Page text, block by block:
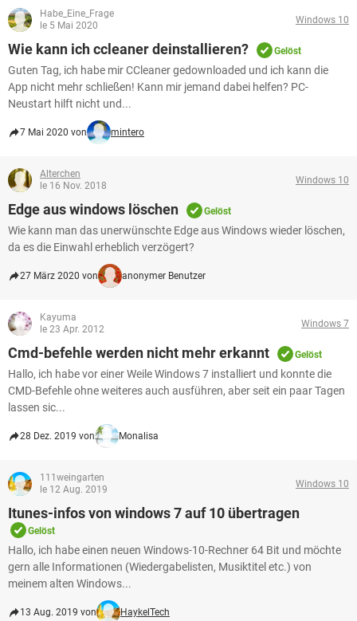
Habe_Eine_Frage
le 5 Mai 2020
Windows 10
Wie kann ich ccleaner deinstallieren? Gelöst
Guten Tag, ich habe mir CCleaner gedownloaded und ich kann die
App nicht mehr schließen! Kann mir jemand dabei helfen? PC-
Neustart hilft nicht und...
7 Mai 2020 von mintero
Alterchen
le 16 Nov. 2018
Windows 10
Edge aus windows löschen Gelöst
Wie kann man das unerwünschte Edge aus Windows wieder löschen,
da es die Einwahl erheblich verzögert?
27 März 2020 von anonymer Benutzer
Kayuma
le 23 Apr. 2012
Windows 7
Cmd-befehle werden nicht mehr erkannt Gelöst
Hallo, ich habe vor einer Weile Windows 7 installiert und konnte die
CMD-Befehle ohne weiteres auch ausführen, aber seit ein paar Tagen
lassen sic...
28 Dez. 2019 von Monalisa
111weingarten
le 12 Aug. 2019
Windows 10
Itunes-infos von windows 7 auf 10 übertragen
Gelöst
Hallo, ich habe einen neuen Windows-10-Rechner 64 Bit und möchte
gern alle Informationen (Wiedergabelisten, Musiktitel etc.) von
meinem alten Windows...
13 Aug. 2019 von HaykelTech